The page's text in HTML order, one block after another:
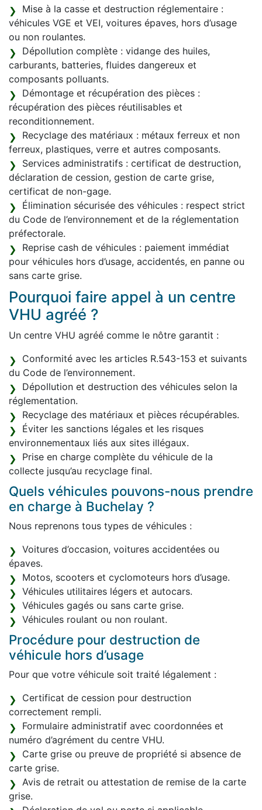
Mise à la casse et destruction réglementaire :
véhicules VGE et VEI, voitures épaves, hors d’usage
ou non roulantes.
Dépollution complète : vidange des huiles,
carburants, batteries, fluides dangereux et
composants polluants.
Démontage et récupération des pièces :
récupération des pièces réutilisables et
reconditionnement.
Recyclage des matériaux : métaux ferreux et non
ferreux, plastiques, verre et autres composants.
Services administratifs : certificat de destruction,
déclaration de cession, gestion de carte grise,
certificat de non-gage.
Élimination sécurisée des véhicules : respect strict
du Code de l’environnement et de la réglementation
préfectorale.
Reprise cash de véhicules : paiement immédiat
pour véhicules hors d’usage, accidentés, en panne ou
sans carte grise.
Pourquoi faire appel à un centre
VHU agréé ?
Un centre VHU agréé comme le nôtre garantit :
Conformité avec les articles R.543-153 et suivants
du Code de l’environnement.
Dépollution et destruction des véhicules selon la
réglementation.
Recyclage des matériaux et pièces récupérables.
Éviter les sanctions légales et les risques
environnementaux liés aux sites illégaux.
Prise en charge complète du véhicule de la
collecte jusqu’au recyclage final.
Quels véhicules pouvons-nous prendre
en charge à Buchelay ?
Nous reprenons tous types de véhicules :
Voitures d’occasion, voitures accidentées ou
épaves.
Motos, scooters et cyclomoteurs hors d’usage.
Véhicules utilitaires légers et autocars.
Véhicules gagés ou sans carte grise.
Véhicules roulant ou non roulant.
Procédure pour destruction de
véhicule hors d’usage
Pour que votre véhicule soit traité légalement :
Certificat de cession pour destruction
correctement rempli.
Formulaire administratif avec coordonnées et
numéro d’agrément du centre VHU.
Carte grise ou preuve de propriété si absence de
carte grise.
Avis de retrait ou attestation de remise de la carte
grise.